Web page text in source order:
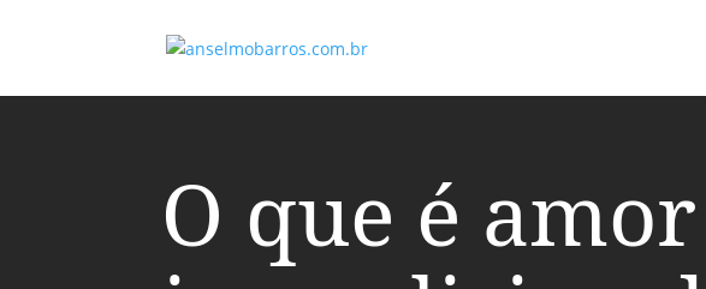
O que é amor